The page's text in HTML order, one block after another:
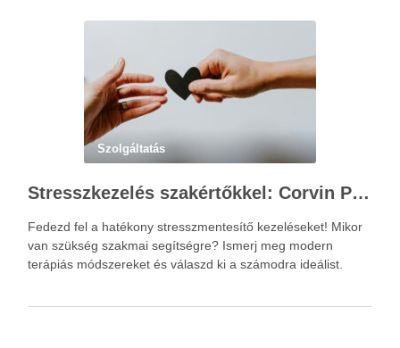
Szolgáltatás
Stresszkezelés szakértőkkel: Corvin Pszichológia – a modern terápiás megoldások útmutatója
Fedezd fel a hatékony stresszmentesítő kezeléseket! Mikor
van szükség szakmai segítségre? Ismerj meg modern
terápiás módszereket és válaszd ki a számodra ideálist.